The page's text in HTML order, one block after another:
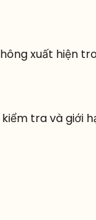
xuất hiện
tra và giới